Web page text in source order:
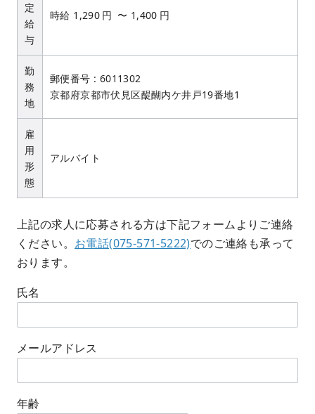
定
給
与
時給 1,290 円 〜 1,400 円
勤
務
地
郵便番号 : 6011302
京都府京都市伏見区醍醐内ケ井戸19番地1
雇
用
形
態
アルバイト
上記の求人に応募される方は下記フォームよりご連絡
ください。 お電話(075-571-5222)でのご連絡も承って
おります。
氏名
メールアドレス
年齢